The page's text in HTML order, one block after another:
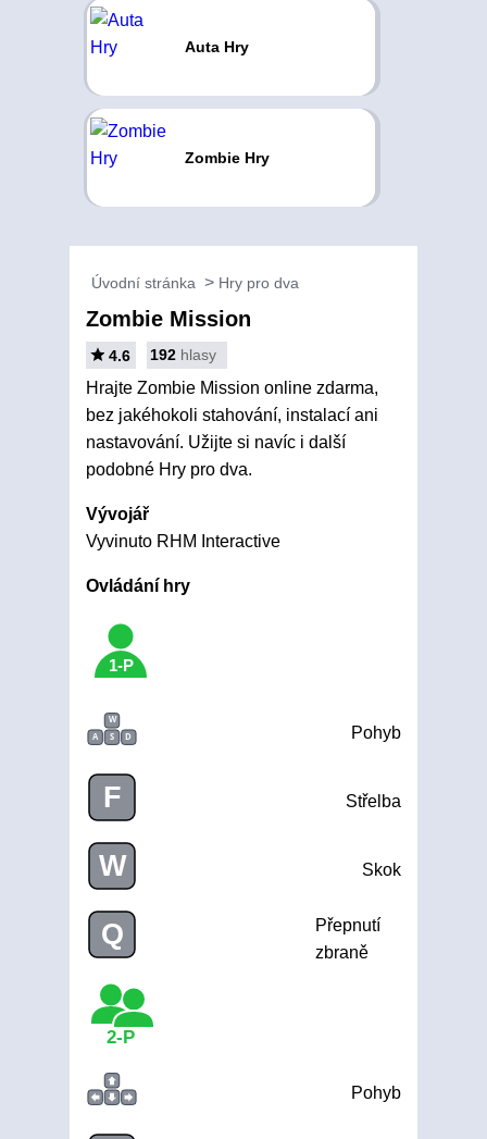
Auta Hry
Zombie Hry
Úvodní stránka Hry pro dva
Zombie Mission
4.6 192 hlasy
Hrajte Zombie Mission online zdarma,
bez jakéhokoli stahování, instalací ani
nastavování. Užijte si navíc i další
podobné Hry pro dva.
Vývojář
Vyvinuto RHM Interactive
Ovládání hry
1-P
W
A
S D Pohyb
F Střelba
W Skok
Q
Přepnutí
zbraně
2-P
Pohyb